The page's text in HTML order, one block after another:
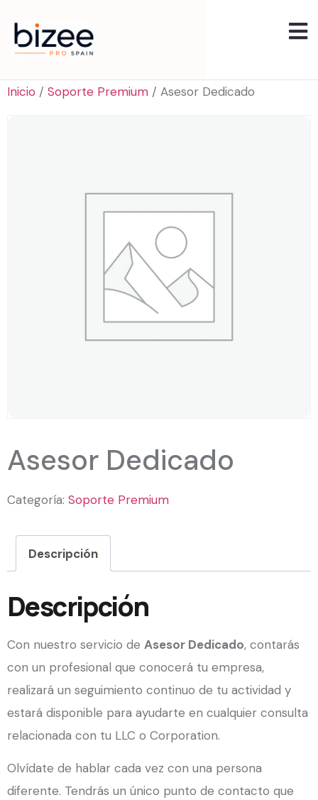
Inicio / Soporte Premium / Asesor Dedicado
Asesor Dedicado
Categoría: Soporte Premium
Descripción
Descripción
Con nuestro servicio de Asesor Dedicado, contarás
con un profesional que conocerá tu empresa,
realizará un seguimiento continuo de tu actividad y
estará disponible para ayudarte en cualquier consulta
relacionada con tu LLC o Corporation.
Olvídate de hablar cada vez con una persona
diferente. Tendrás un único punto de contacto que